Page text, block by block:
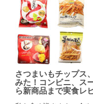
さつまいもチップス
みた！コンビニ、ス
ら新商品まで実食レ